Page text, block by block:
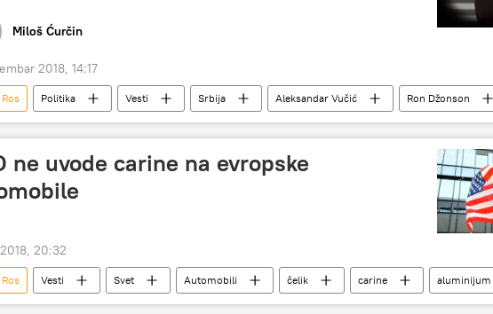
Miloš Ćurčin
2018, 14:17
Politika Vesti Srbija Aleksandar Vučić
Ron Džonson
ne uvode carine na evropske
20:32
Vesti Svet Automobili čelik carine
aluminijum
unija (EU)